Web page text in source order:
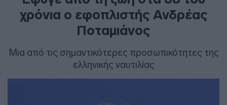
χρόνια ο εφοπλιστής Ανδρέας
Ποταμιάνος
Μια από τις σημαντικότερες προσωπικότητες της
ελληνικής ναυτιλίας